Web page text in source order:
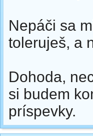
Nepáči sa
toleruješ, a
Dohoda,
si budem
príspevky.